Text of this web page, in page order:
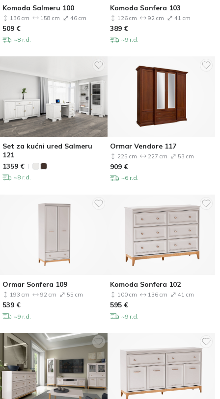
Komoda Salmeru 100
136 cm 158 cm 46 cm
509 €
~8 r.d.
Komoda Sonfera 103
126 cm 92 cm 41 cm
389 €
~9 r.d.
Set za kućni ured Salmeru
121
1359 €
~8 r.d.
Ormar Vendore 117
225 cm 227 cm 53 cm
909 €
~6 r.d.
Ormar Sonfera 109
193 cm 92 cm 55 cm
539 €
~9 r.d.
Komoda Sonfera 102
100 cm 136 cm 41 cm
595 €
~9 r.d.